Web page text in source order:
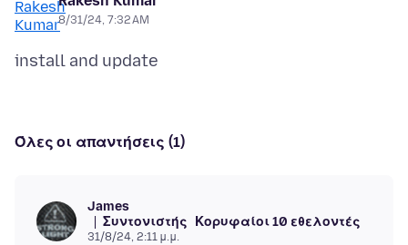
8/31/24, 7:32 AM
Όλες οι απαντήσεις (1)
James
Συντονιστής
Κορυφαίοι 10 εθελοντές
31/8/24, 2:11 μ.μ.